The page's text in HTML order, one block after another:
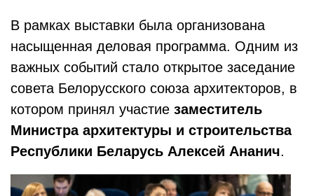
В рамках выставки была организована
насыщенная деловая программа. Одним из
важных событий стало открытое заседание
совета Белорусского союза архитекторов, в
котором принял участие заместитель
Министра архитектуры и строительства
Республики Беларусь Алексей Ананич.